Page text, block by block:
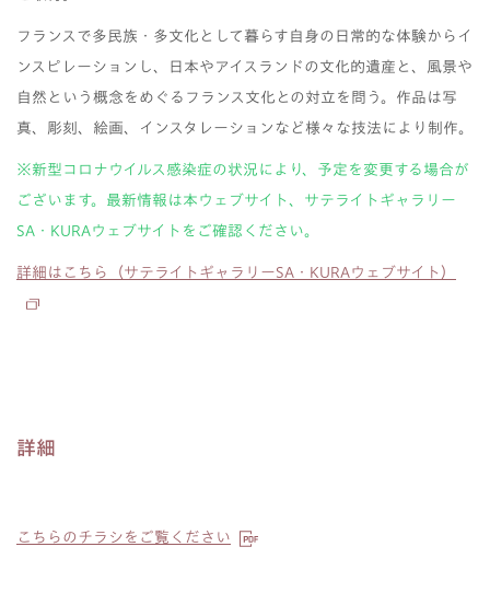
フランスで多民族・多文化として暮らす自身の日常的な体験からイ
ンスピレーションし、日本やアイスランドの文化的遺産と、風景や
自然という概念をめぐるフランス文化との対立を問う。作品は写
真、彫刻、絵画、インスタレーションなど様々な技法により制作。
※新型コロナウイルス感染症の状況により、予定を変更する場合が
ございます。最新情報は本ウェブサイト、サテライトギャラリー
SA・KURAウェブサイトをご確認ください。
詳細はこちら（サテライトギャラリーSA・KURAウェブサイト）
詳細
こちらのチラシをご覧ください